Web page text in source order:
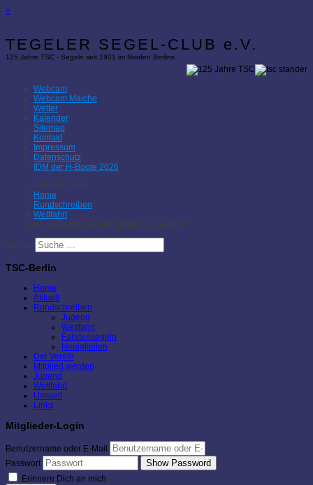
×
TEGELER SEGEL-CLUB e.V.
125 Jahre TSC - Segeln seit 1901 im Norden Berlins
Webcam
Webcam Malche
Wetter
Kalender
Sitemap
Kontakt
Impressum
Datenschutz
IDM der H-Boote 2026
Aktuelle Seite:
Home
Rundschreiben
Wettfahrt
Int. Deutsche Meisterschaft 2012 H-Boot
Suchen
TSC-Berlin
Home
Aktuell
Rundschreiben
Jugend
Wettfahrt
Fahrtensegeln
Neuigkeiten
Der Verein
Mitglied werden
Jugend
Wettfahrt
Umwelt
Links
Mitglieder-Login
Benutzername oder E-Mail
Passwort
Show Password
Erinnere Dich an mich